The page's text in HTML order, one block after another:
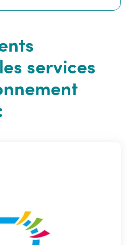
services